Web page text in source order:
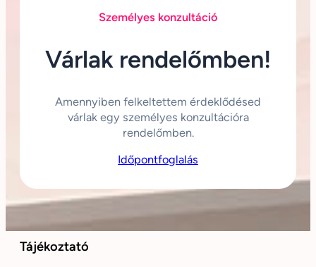
Személyes konzultáció
Várlak rendelőmben!
Amennyiben felkeltettem érdeklődésed
várlak egy személyes konzultációra
rendelőmben.
Időpontfoglalás
Tájékoztató